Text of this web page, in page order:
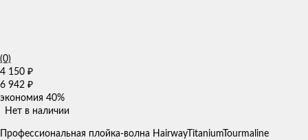
(0)
4 150 ₽
6 942 ₽
экономия 40%
Нет в наличии
Профессиональная плойка-волна HairwayTitaniumTourmaline